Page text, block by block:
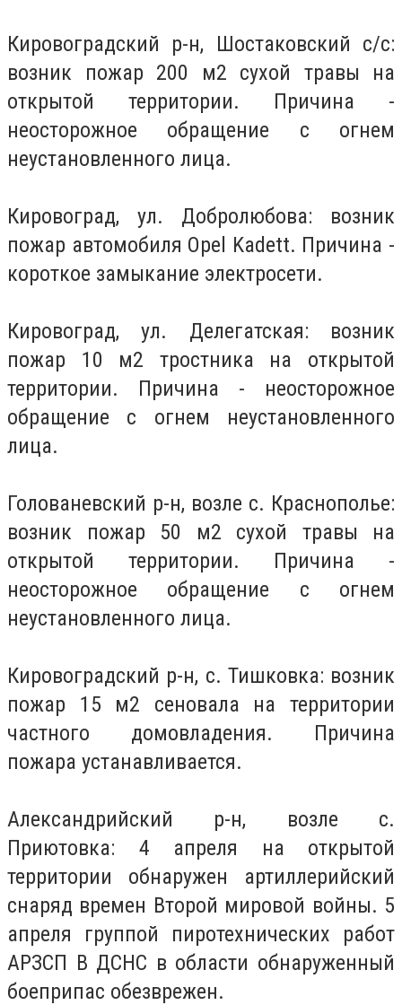
Кировоградский р-н, Шостаковский с/с:
возник пожар 200 м2 сухой травы на
открытой территории. Причина -
неосторожное обращение с огнем
неустановленного лица.
Кировоград, ул. Добролюбова: возник
пожар автомобиля Opel Kadett. Причина -
короткое замыкание электросети.
Кировоград, ул. Делегатская: возник
пожар 10 м2 тростника на открытой
территории. Причина - неосторожное
обращение с огнем неустановленного
лица.
Голованевский р-н, возле с. Краснополье:
возник пожар 50 м2 сухой травы на
открытой территории. Причина -
неосторожное обращение с огнем
неустановленного лица.
Кировоградский р-н, с. Тишковка: возник
пожар 15 м2 сеновала на территории
частного домовладения. Причина
пожара устанавливается.
Александрийский р-н, возле с.
Приютовка: 4 апреля на открытой
территории обнаружен артиллерийский
снаряд времен Второй мировой войны. 5
апреля группой пиротехнических работ
АРЗСП В ДСНС в области обнаруженный
боеприпас обезврежен.